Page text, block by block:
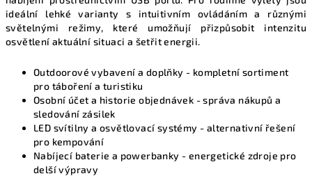
ideální lehké varianty s intuitivním ovládáním a různými
světelnými režimy, které umožňují přizpůsobit intenzitu
osvětlení aktuální situaci a šetřit energii.
Outdoorové vybavení a doplňky - kompletní sortiment
pro táboření a turistiku
Osobní účet a historie objednávek - správa nákupů a
sledování zásilek
LED svítilny a osvětlovací systémy - alternativní řešení
pro kempování
Nabíjecí baterie a powerbanky - energetické zdroje pro
delší výpravy